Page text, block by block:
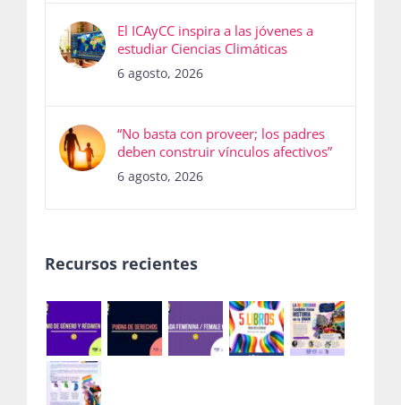
El ICAyCC inspira a las jóvenes a
estudiar Ciencias Climáticas
6 agosto, 2026
“No basta con proveer; los padres
deben construir vínculos afectivos”
6 agosto, 2026
Recursos recientes